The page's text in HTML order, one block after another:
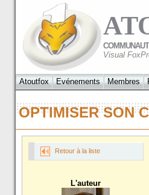
Visual
Atoutfox Evénements Membres
OPTIMISER SON
Retour à la liste
L'auteur